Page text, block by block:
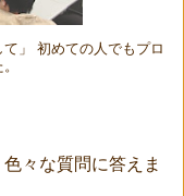
」 初めての人でもプロ
々な質問に答えま